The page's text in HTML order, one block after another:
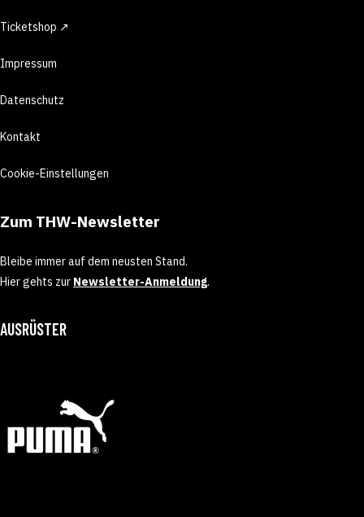
Ticketshop ↗
Impressum
Datenschutz
Kontakt
Cookie-Einstellungen
Zum THW-Newsletter
Bleibe immer auf dem neusten Stand.
Hier gehts zur Newsletter-Anmeldung.
AUSRÜSTER